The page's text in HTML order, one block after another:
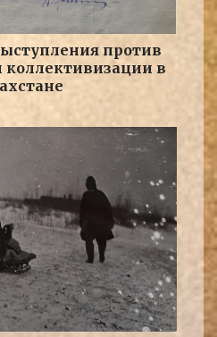
против
коллективизации в